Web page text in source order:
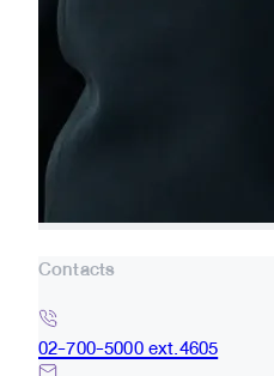
Contacts
02-700-5000 ext.4605